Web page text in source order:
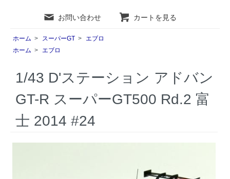
お問い合わせ カートを見る
ホーム > スーパーGT > エブロ
ホーム > エブロ
1/43 D'ステーション アドバン
GT-R スーパーGT500 Rd.2 富
士 2014 #24